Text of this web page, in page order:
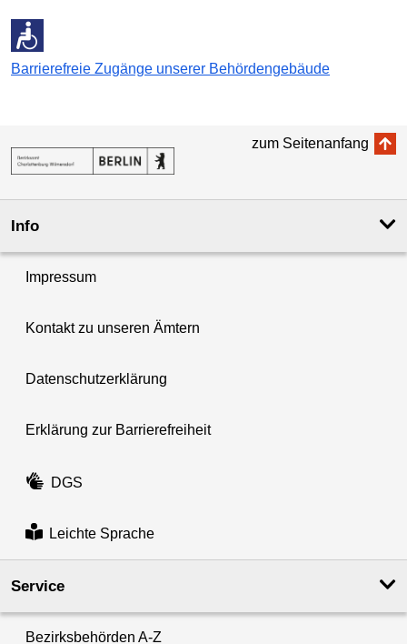
Barrierefreie Zugänge unserer Behördengebäude
zum Seitenanfang
Info
Impressum
Kontakt zu unseren Ämtern
Datenschutzerklärung
Erklärung zur Barrierefreiheit
DGS
Leichte Sprache
Service
Bezirksbehörden A-Z